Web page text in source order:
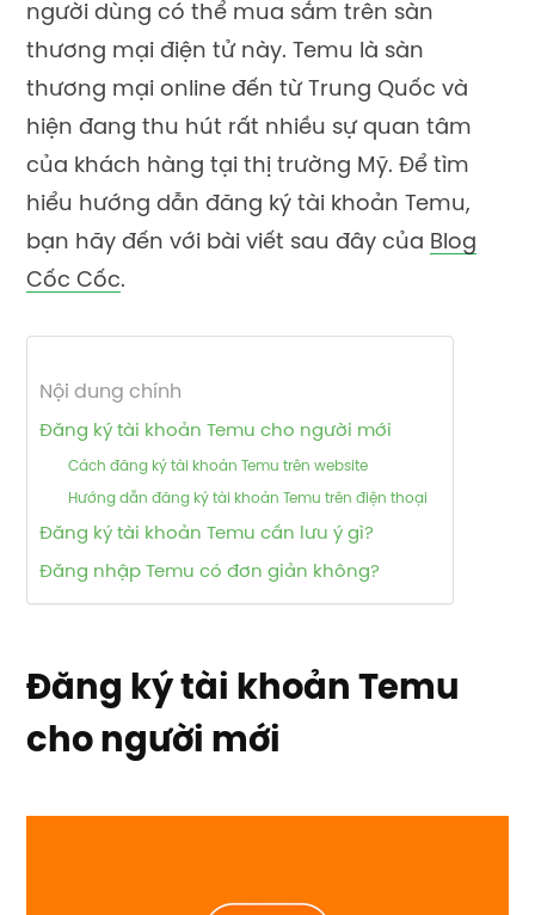
người dùng có thể mua sắm trên sàn
thương mại điện tử này. Temu là sàn
thương mại online đến từ Trung Quốc và
hiện đang thu hút rất nhiều sự quan tâm
của khách hàng tại thị trường Mỹ. Để tìm
hiểu hướng dẫn đăng ký tài khoản Temu,
bạn hãy đến với bài viết sau đây của Blog
Cốc Cốc.
Nội dung chính
Đăng ký tài khoản Temu cho người mới
Cách đăng ký tài khoản Temu trên website
Hướng dẫn đăng ký tài khoản Temu trên điện thoại
Đăng ký tài khoản Temu cần lưu ý gì?
Đăng nhập Temu có đơn giản không?
Đăng ký tài khoản Temu
cho người mới